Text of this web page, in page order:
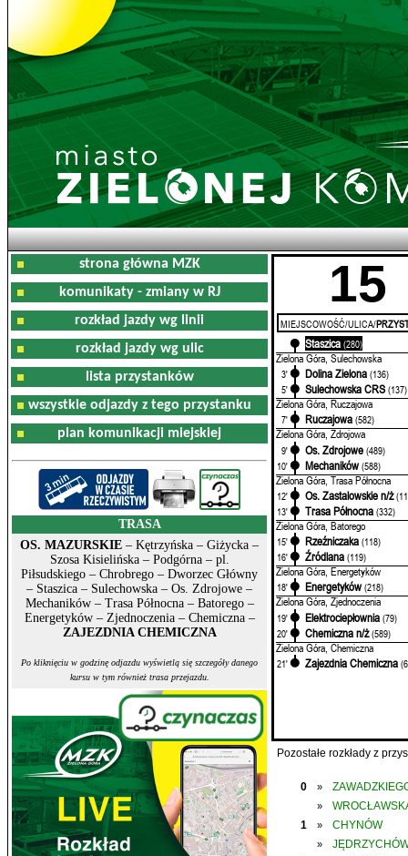
strona główna MZK
komunikaty - zmiany w RJ
rozkład jazdy wg linii
rozkład jazdy wg ulic
lista przystanków
wszystkie odjazdy z tego przystanku
plan komunikacji miejskiej
TRASA
OS. MAZURSKIE – Kętrzyńska – Giżycka –
Szosa Kisielińska – Podgórna – pl.
Piłsudskiego – Chrobrego – Dworzec Główny
– Staszica – Sulechowska – Os. Zdrojowe –
Mechaników – Trasa Północna – Batorego –
Energetyków – Zjednoczenia – Chemiczna –
ZAJEZDNIA CHEMICZNA
Po kliknięciu w godzinę odjazdu wyświetlą się szczegóły danego
kursu w tym również trasa przejazdu.
15
MIEJSCOWOŚĆ/ULICA/
Staszica (280)
Zielona Góra, Sulechowska
3' Dolina Zielona (136)
5'
Sulechowska CRS (137)
Zielona Góra, Ruczajowa
7' Ruczajowa (582)
Zielona Góra, Zdrojowa
9' Os. Zdrojowe (489)
10'
Mechaników (588)
Zielona Góra, Trasa Północna
12' Os. Zastalowskie n/ż
13'
Trasa Północna (332)
Zielona Góra, Batorego
15' Rzeźniczaka (118)
16'
Źródlana (119)
Zielona Góra, Energetyków
18' Energetyków (218)
Zielona Góra, Zjednoczenia
19' Elektrociepłownia (79)
20'
Chemiczna n/ż (589)
Zielona Góra, Chemiczna
21' Zajezdnia Chemiczna
Pozostałe rozkłady z
0 »
»
1
» CHYNÓW
»